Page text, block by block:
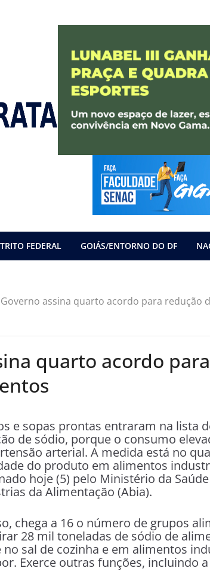
FEDERAL GOIÁS/ENTORNO DO DF
Governo assina quarto acordo para redução
quarto acordo
e sopas prontas entraram na lista
de sódio, porque o consumo
arterial. A medida está no
do produto em alimentos
hoje (5) pelo Ministério da
da Alimentação (Abia).
chega a 16 o número de grupos
28 mil toneladas de sódio de
sal de cozinha e em alimentos
Exerce outras funções, incluindo